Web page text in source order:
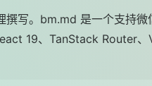
撰写。bm.md 是一个支持
19、TanStack Router